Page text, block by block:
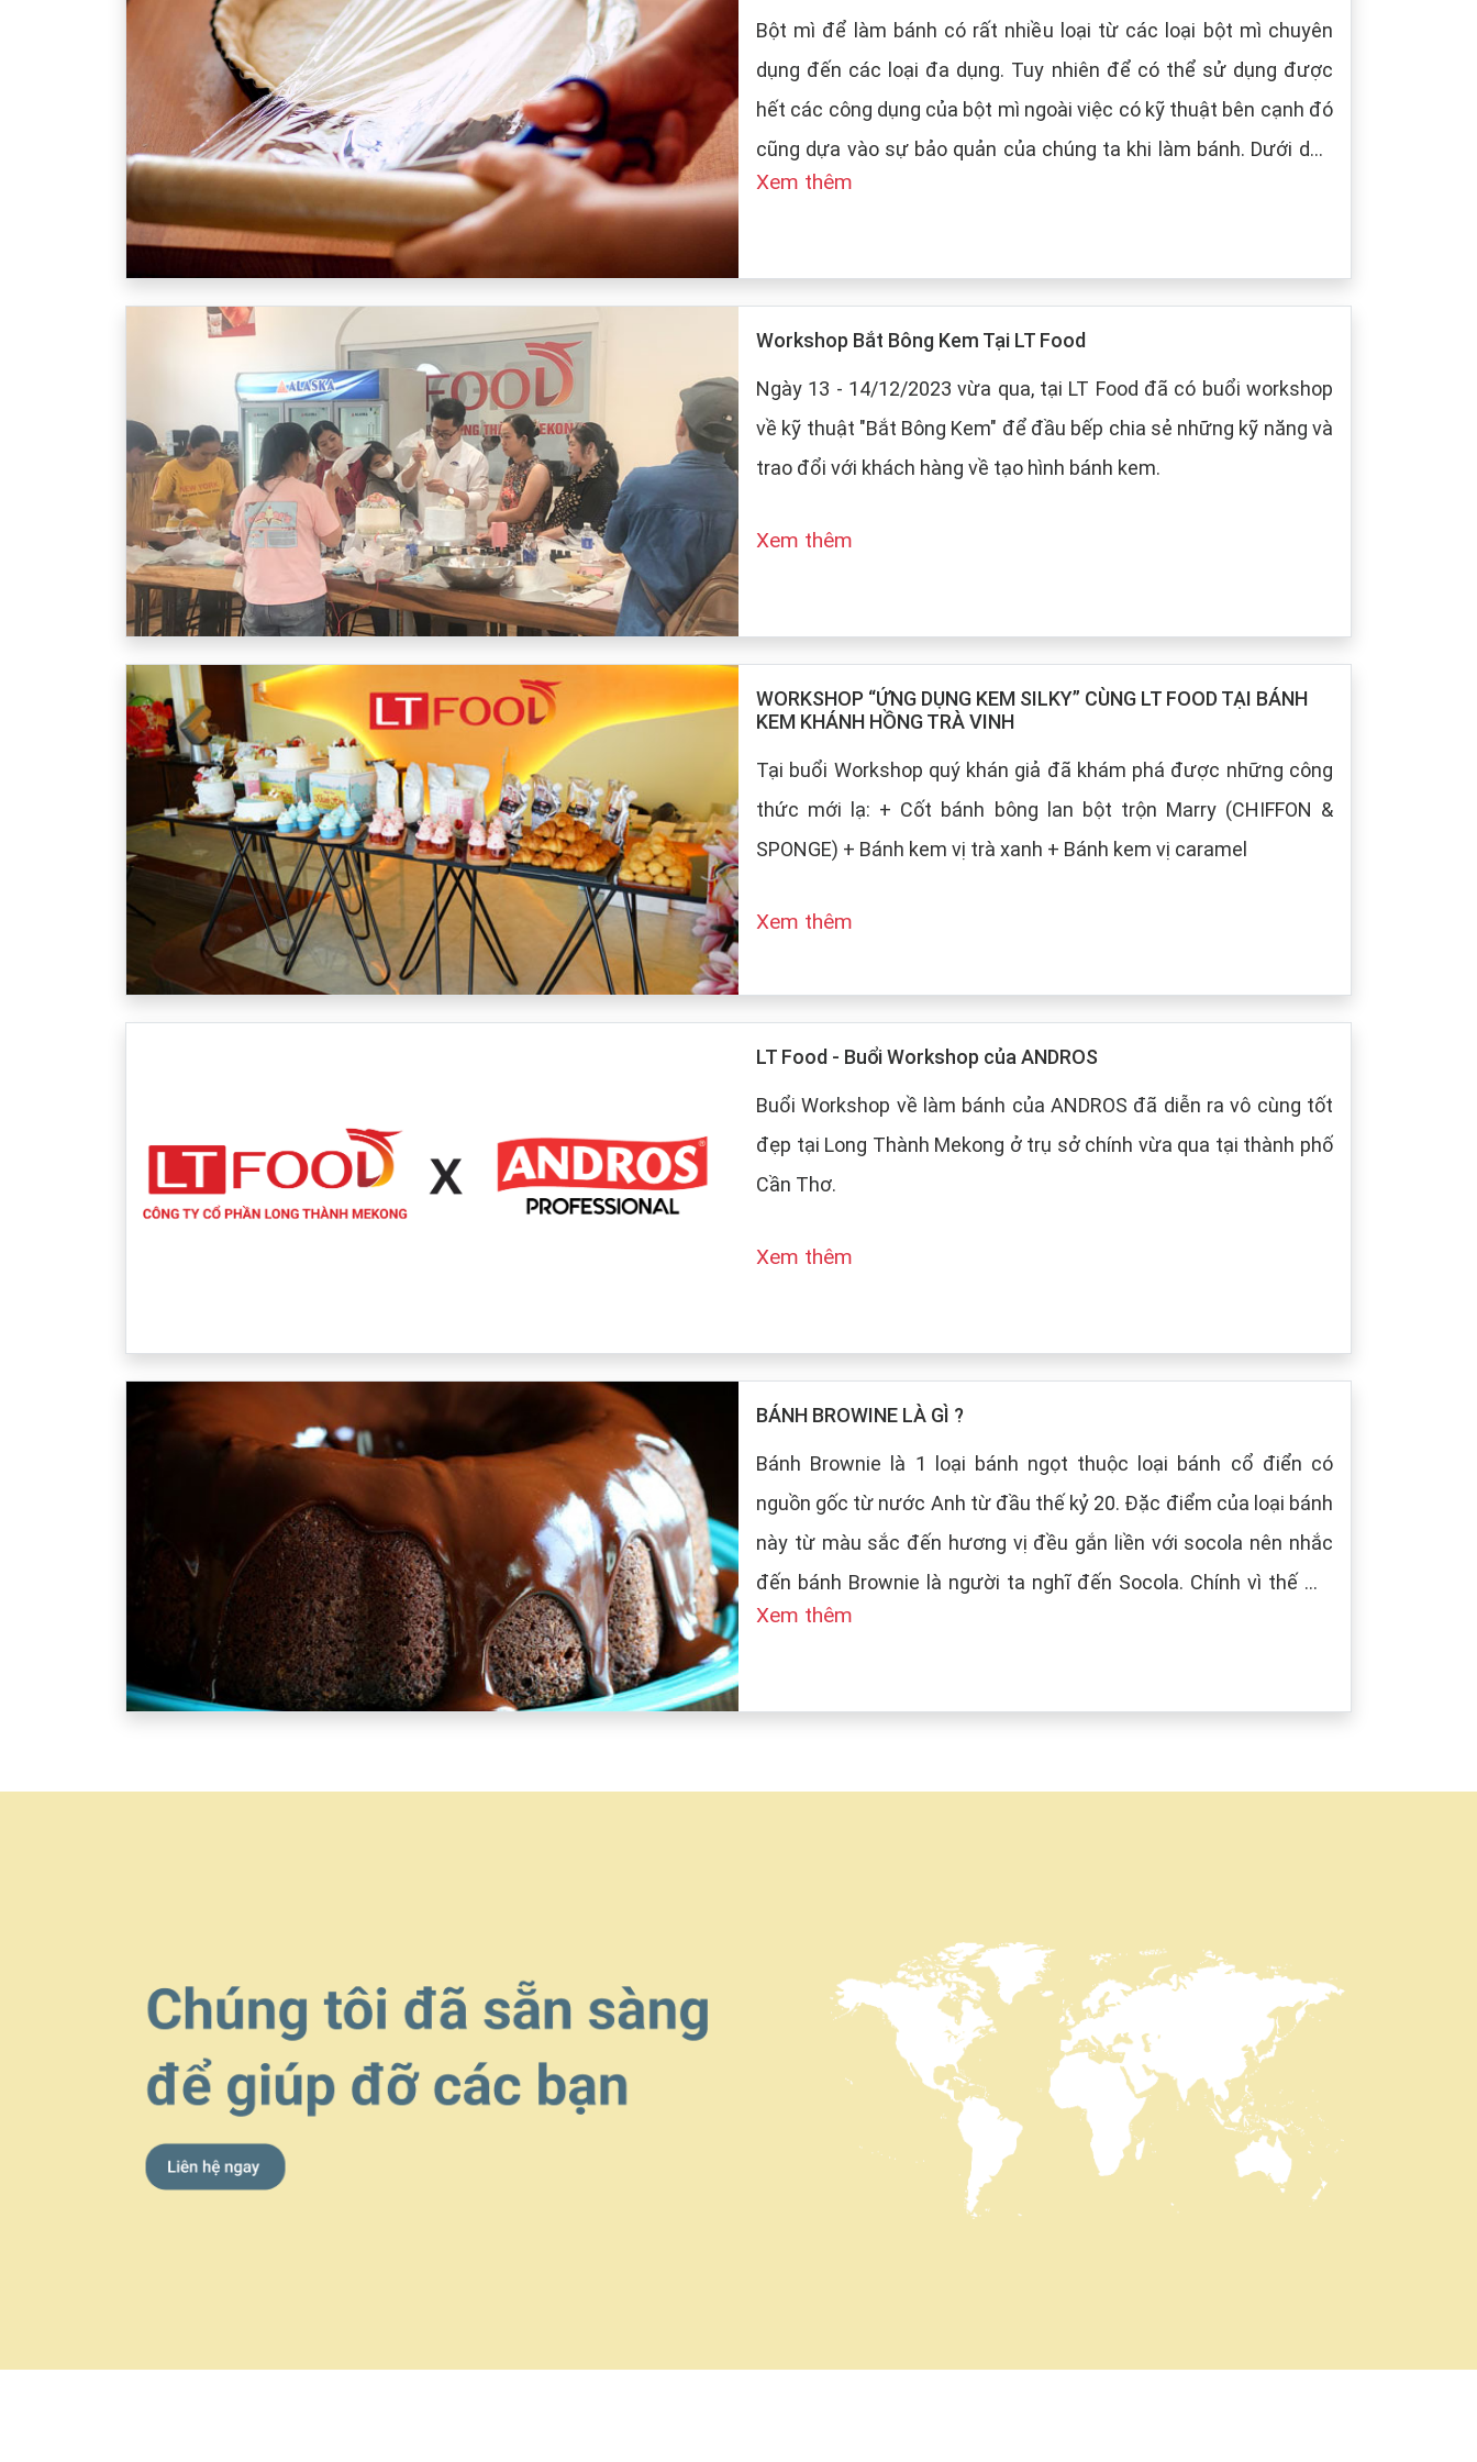
Bột mì để làm bánh có rất nhiều loại từ các loại bột mì chuyên
dụng đến các loại đa dụng. Tuy nhiên để có thể sử dụng được
hết các công dụng của bột mì ngoài việc có kỹ thuật bên cạnh đó
cũng dựa vào sự bảo quản của chúng ta khi làm bánh. Dưới dây,
LT Food sẽ đưa ra những cách bảo quản chung cho các loại bột
Xem thêm
Workshop Bắt Bông Kem Tại LT Food
Ngày 13 - 14/12/2023 vừa qua, tại LT Food đã có buổi workshop
về kỹ thuật "Bắt Bông Kem" để đầu bếp chia sẻ những kỹ năng và
trao đổi với khách hàng về tạo hình bánh kem.
Xem thêm
WORKSHOP “ỨNG DỤNG KEM SILKY” CÙNG LT FOOD TẠI BÁNH
KEM KHÁNH HỒNG TRÀ VINH
Tại buổi Workshop quý khán giả đã khám phá được những công
thức mới lạ: + Cốt bánh bông lan bột trộn Marry (CHIFFON &
SPONGE) + Bánh kem vị trà xanh + Bánh kem vị caramel
Xem thêm
LT Food - Buổi Workshop của ANDROS
Buổi Workshop về làm bánh của ANDROS đã diễn ra vô cùng tốt
đẹp tại Long Thành Mekong ở trụ sở chính vừa qua tại thành phố
Cần Thơ.
Xem thêm
BÁNH BROWINE LÀ GÌ ?
Bánh Brownie là 1 loại bánh ngọt thuộc loại bánh cổ điển có
nguồn gốc từ nước Anh từ đầu thế kỷ 20. Đặc điểm của loại bánh
này từ màu sắc đến hương vị đều gắn liền với socola nên nhắc
đến bánh Brownie là người ta nghĩ đến Socola. Chính vì thế mà
tên bánh là Brown (màu nâu) tượng trưng cho màu của Socola.
Xem thêm